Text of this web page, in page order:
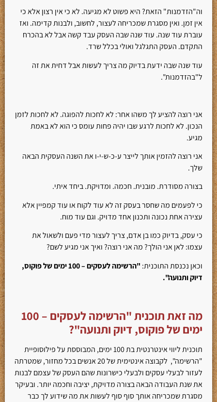
וה"הזדמנות" הזאת? היא פשוט לא מגיעה. לא כי אין רצון אלא כי
אין זמן. ואין מסגרת שמכריחה לעצור, לחשוב, ולבנות קדימה. ואז
עוברת עוד שנה. עוד שנה שבה העסק עבד קשה אבל לא בהכרח
התקדם. העסק התגלגל ואולי בכלל שרד.
עוד שנה שבה ידעת בדיוק מה צריך לעשות אבל דחית את זה
ל"בהזדמנות".
אני רוצה להציע לך משהו אחר: לא לחכות להפוגה. לא לחכות לזמן
הנכון. לא לחכות לרגע שבו יהיה פחות עומס כי הוא לא באמת
מגיע.
אני רוצה להזמין אותך לייצר ע-כ-ש-י-ו את השנה העסקית הבאה
שלך.
בצורה מסודרת. מובנית. חכמה. ומדויקת. ביחד איתי.
כי לפעמים מה שחסר בעסק זה לא עוד לקוח או עוד קמפיין אלא
עצירה אחת נכונה ותכנון אחד מדויק. וגם עוד מוח.
כי עסק, בדיוק כמו בן אדם, צריך לעצור מדי פעם ולשאול את
עצמו: לאן אני הולך? מה אני רוצה? ואיך אני מגיע לשם?
וכאן נכנסת התוכנית:
"הרשימה לעסקים – 100 ימים של פוקוס,
דיוק ותנועה".
מה זאת תוכנית "הרשימה לעסקים – 100
ימים של פוקוס, דיוק ותנועה"?
תוכנית ליווי אינטרנטית בת 100 ימים, המבוססת על פילוסופיית
"הרשימה", לקבוצה אינטימית של 20 אנשים בכל מחזור, שמטרתה
לעזור לבעלי עסקים ולבעלי כישרונות שהם העסק של עצמם לבנות
את שנת העבודה הבאה בצורה מדויקת, יציבה וחכמה יותר. ובעיקר
מסגרת שמכריחה אותך סוף סוף לעשות את מה שידוע לך כבר